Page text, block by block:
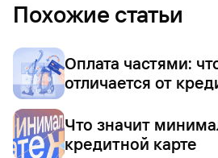
Похожие статьи
Оплата частями:
отличается от
Что значит
кредитной карте